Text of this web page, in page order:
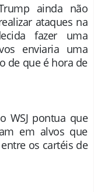
ainda não
ataques na
fazer uma
enviaria uma
de que é hora de
WSJ pontua que
em alvos que
os cartéis de